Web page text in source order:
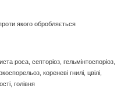
якого обробляється
роса, септоріоз, гельмінтоспоріоз,
кореневі гнилі, цвілі,
голівня